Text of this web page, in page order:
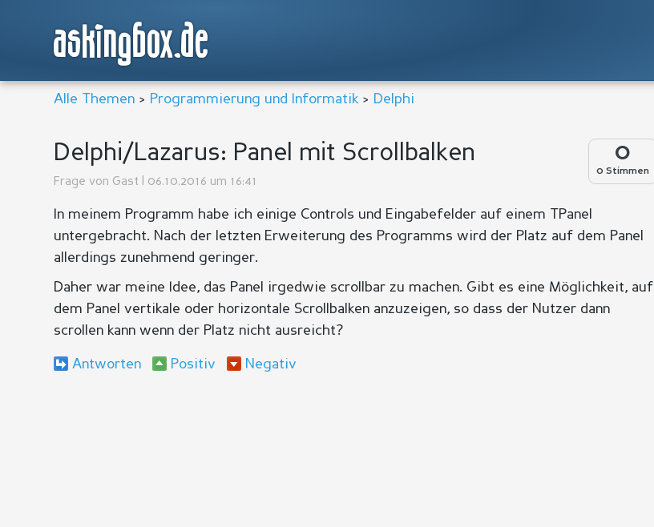
askingbox.de
Alle Themen > Programmierung und Informatik > Delphi
0
0 Stimmen
Delphi/Lazarus: Panel mit Scrollbalken
Frage von Gast | 06.10.2016 um 16:41
In meinem Programm habe ich einige Controls und Eingabefelder auf einem TPanel
untergebracht. Nach der letzten Erweiterung des Programms wird der Platz auf dem Panel
allerdings zunehmend geringer.
Daher war meine Idee, das Panel irgedwie scrollbar zu machen. Gibt es eine Möglichkeit, auf
dem Panel vertikale oder horizontale Scrollbalken anzuzeigen, so dass der Nutzer dann
scrollen kann wenn der Platz nicht ausreicht?
Antworten Positiv Negativ